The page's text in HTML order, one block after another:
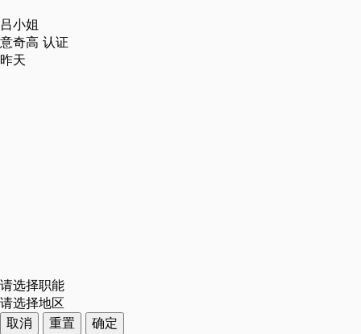
吕小姐
意奇高 认证
昨天
请选择职能
请选择地区
取消
重置
确定